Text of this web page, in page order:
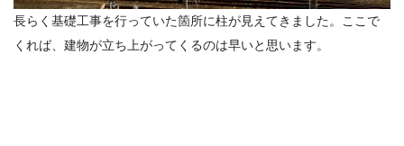
長らく基礎工事を行っていた箇所に柱が見えてきました。ここで
くれば、建物が立ち上がってくるのは早いと思います。